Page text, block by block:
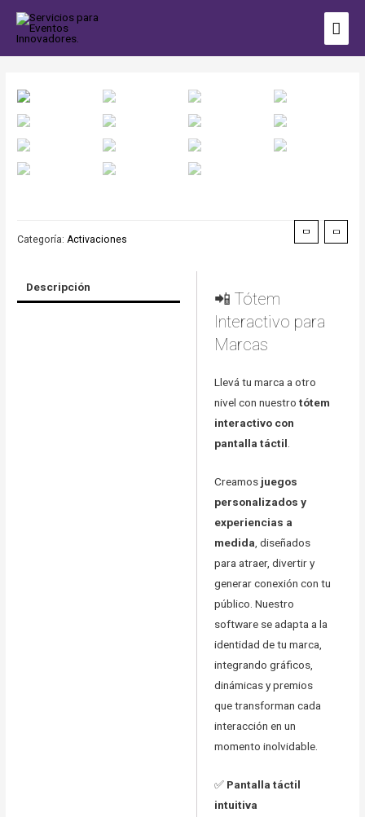
Categoría:Activaciones
Descripción
📲 Tótem
Interactivo para
Marcas
Llevá tu marca a otro
nivel con nuestro tótem
interactivo con
pantalla táctil.
Creamos juegos
personalizados y
experiencias a
medida , diseñados
para atraer, divertir y
generar conexión con tu
público. Nuestro
software se adapta a la
identidad de tu marca,
integrando gráficos,
dinámicas y premios
que transforman cada
interacción en un
momento inolvidable.
✅ Pantalla táctil
intuitiva